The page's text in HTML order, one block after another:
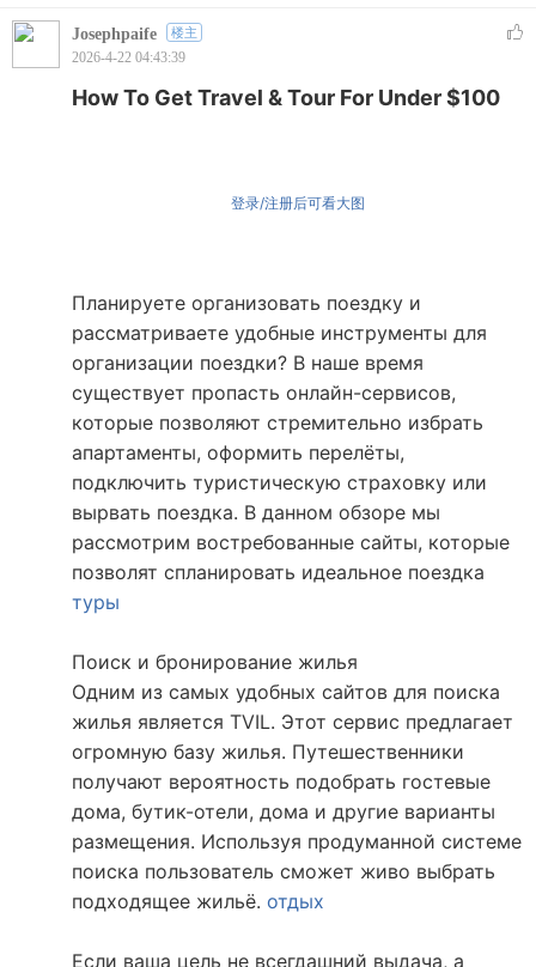
Josephpaife 楼主
2026-4-22 04:43:39
How To Get Travel & Tour For Under $100
登录/注册后可看大图
Планируете организовать поездку и
рассматриваете удобные инструменты для
организации поездки? В наше время
существует пропасть онлайн-сервисов,
которые позволяют стремительно избрать
апартаменты, оформить перелёты,
подключить туристическую страховку или
вырвать поездка. В данном обзоре мы
рассмотрим востребованные сайты, которые
позволят спланировать идеальное поездка
туры
Поиск и бронирование жилья
Одним из самых удобных сайтов для поиска
жилья является TVIL. Этот сервис предлагает
огромную базу жилья. Путешественники
получают вероятность подобрать гостевые
дома, бутик-отели, дома и другие варианты
размещения. Используя продуманной системе
поиска пользователь сможет живо выбрать
подходящее жильё. отдых
Если ваша цель не всегдашний выдача, а